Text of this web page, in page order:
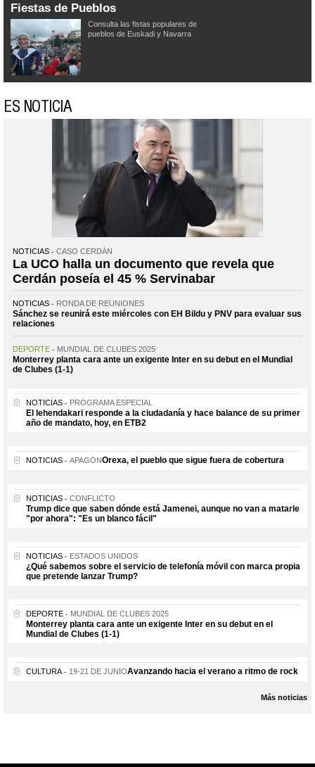
Fiestas de Pueblos
Consulta las fistas populares de
pueblos de Euskadi y Navarra
ES NOTICIA
NOTICIAS CASO CERDÁN
La UCO halla un documento que revela que
Cerdán poseía el 45 % Servinabar
NOTICIAS RONDA DE REUNIONES
Sánchez se reunirá este miércoles con EH Bildu y PNV para evaluar sus
relaciones
DEPORTE MUNDIAL DE CLUBES 2025
Monterrey planta cara ante un exigente Inter en su debut en el Mundial
de Clubes (1-1)
NOTICIAS PROGRAMA ESPECIAL
El lehendakari responde a la ciudadanía y hace balance de su primer
año de mandato, hoy, en ETB2
NOTICIAS APAGÓNOrexa, el pueblo que sigue fuera de cobertura
NOTICIAS CONFLICTO
Trump dice que saben dónde está Jamenei, aunque no van a matarle
"por ahora": "Es un blanco fácil"
NOTICIAS ESTADOS UNIDOS
¿Qué sabemos sobre el servicio de telefonía móvil con marca propia
que pretende lanzar Trump?
DEPORTE MUNDIAL DE CLUBES 2025
Monterrey planta cara ante un exigente Inter en su debut en el
Mundial de Clubes (1-1)
CULTURA 19-21 DE JUNIOAvanzando hacia el verano a ritmo de rock
Más noticias